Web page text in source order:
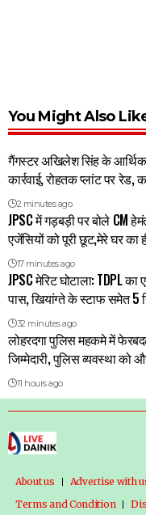
You Might Also
गैंगस्टर अखिलेश सिंह के आर्थिक
कार्रवाई, रोहतक प्लांट पर रेड,
2 minutes ago
JPSC में गड़बड़ी पर बोले CM
एजेंसियों को पूरी छूट,मेरे घर का
17 minutes ago
JPSC मेरिट घोटाला: TDPL
पास, खियांग्ते के स्टाफ समेत 5
32 minutes ago
लोहरदगा पुलिस महकमे में
जिम्मेदारी, पुलिस व्यवस्था को
11 hours ago
About us Advertise with
Terms and Condition